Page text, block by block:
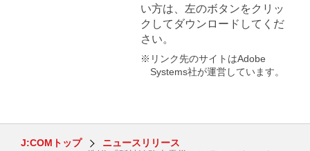
い方は、左のボタンをクリッ
クしてダウンロードしてくだ
さい。
※リンク先のサイトはAdobe
Systems社が運営しています。
J:COMトップ
ニュースリリース